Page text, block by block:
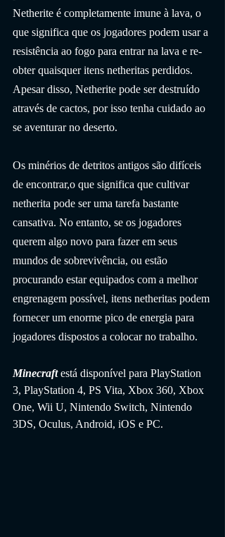
Netherite é completamente imune à lava, o
que significa que os jogadores podem usar a
resistência ao fogo para entrar na lava e re-
obter quaisquer itens netheritas perdidos.
Apesar disso, Netherite pode ser destruído
através de cactos, por isso tenha cuidado ao
se aventurar no deserto.
Os minérios de detritos antigos são difíceis
de encontrar,o que significa que cultivar
netherita pode ser uma tarefa bastante
cansativa. No entanto, se os jogadores
querem algo novo para fazer em seus
mundos de sobrevivência, ou estão
procurando estar equipados com a melhor
engrenagem possível, itens netheritas podem
fornecer um enorme pico de energia para
jogadores dispostos a colocar no trabalho.
Minecraft está disponível para PlayStation
3, PlayStation 4, PS Vita, Xbox 360, Xbox
One, Wii U, Nintendo Switch, Nintendo
3DS, Oculus, Android, iOS e PC.